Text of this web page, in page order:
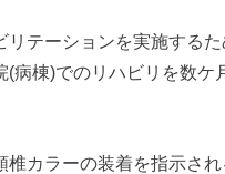
リテーションを実施する
(病棟)でのリハビリを数ケ
椎カラーの装着を指示さ